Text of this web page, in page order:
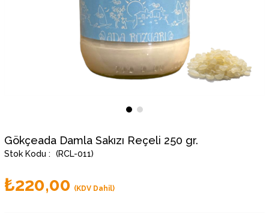
Gökçeada Damla Sakızı Reçeli 250 gr.
(RCL-011)
₺220,00 (KDV Dahil)